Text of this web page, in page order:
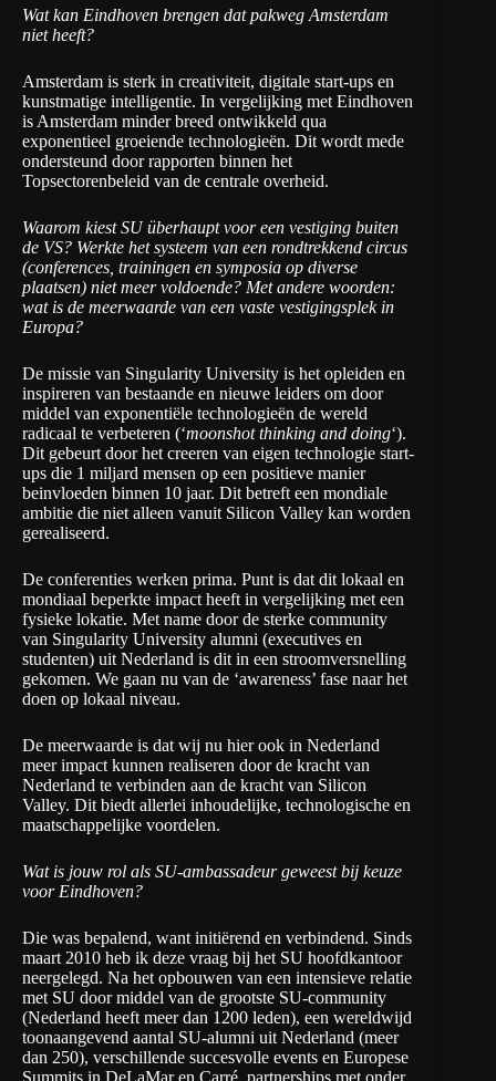
Wat kan Eindhoven brengen dat pakweg Amsterdam
niet heeft?
Amsterdam is sterk in creativiteit, digitale start-ups en
kunstmatige intelligentie. In vergelijking met Eindhoven
is Amsterdam minder breed ontwikkeld qua
exponentieel groeiende technologieën. Dit wordt mede
ondersteund door rapporten binnen het
Topsectorenbeleid van de centrale overheid.
Waarom kiest SU überhaupt voor een vestiging buiten
de VS? Werkte het systeem van een rondtrekkend circus
(conferences, trainingen en symposia op diverse
plaatsen) niet meer voldoende? Met andere woorden:
wat is de meerwaarde van een vaste vestigingsplek in
Europa?
De missie van Singularity University is het opleiden en
inspireren van bestaande en nieuwe leiders om door
middel van exponentiële technologieën de wereld
radicaal te verbeteren (‘moonshot thinking and doing‘).
Dit gebeurt door het creeren van eigen technologie start-
ups die 1 miljard mensen op een positieve manier
beinvloeden binnen 10 jaar. Dit betreft een mondiale
ambitie die niet alleen vanuit Silicon Valley kan worden
gerealiseerd.
De conferenties werken prima. Punt is dat dit lokaal en
mondiaal beperkte impact heeft in vergelijking met een
fysieke lokatie. Met name door de sterke community
van Singularity University alumni (executives en
studenten) uit Nederland is dit in een stroomversnelling
gekomen. We gaan nu van de ‘awareness’ fase naar het
doen op lokaal niveau.
De meerwaarde is dat wij nu hier ook in Nederland
meer impact kunnen realiseren door de kracht van
Nederland te verbinden aan de kracht van Silicon
Valley. Dit biedt allerlei inhoudelijke, technologische en
maatschappelijke voordelen.
Wat is jouw rol als SU-ambassadeur geweest bij keuze
voor Eindhoven?
Die was bepalend, want initiërend en verbindend. Sinds
maart 2010 heb ik deze vraag bij het SU hoofdkantoor
neergelegd. Na het opbouwen van een intensieve relatie
met SU door middel van de grootste SU-community
(Nederland heeft meer dan 1200 leden), een wereldwijd
toonaangevend aantal SU-alumni uit Nederland (meer
dan 250), verschillende succesvolle events en Europese